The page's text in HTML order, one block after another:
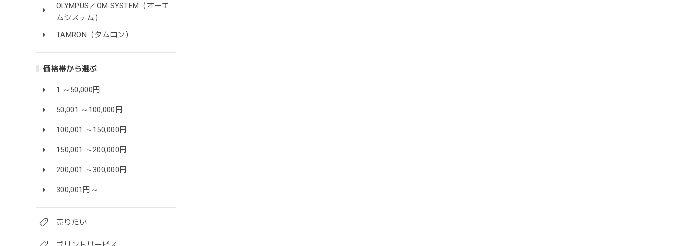
OLYMPUS／OM SYSTEM（オーエ
ムシステム）
TAMRON（タムロン）
価格帯から選ぶ
1 ～50,000円
50,001 ～100,000円
100,001 ～150,000円
150,001 ～200,000円
200,001 ～300,000円
300,001円～
売りたい